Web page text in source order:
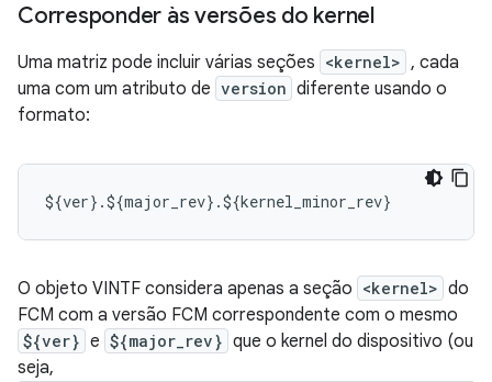
Corresponder às versões do kernel
Uma matriz pode incluir várias seções <kernel> , cada
uma com um atributo de version diferente usando o
formato:
${ver}.${major_rev}.${kernel_minor_rev}
O objeto VINTF considera apenas a seção <kernel> do
FCM com a versão FCM correspondente com o mesmo
${ver} e ${major_rev} que o kernel do dispositivo (ou
seja,